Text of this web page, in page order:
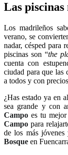
Las
Los madrileños
verano, se
nadar, césped para
piscinas son “the
cuenta con
ciudad para que las
a todos y con
¿Has estado ya en
sea grande y con
Campo es tu
Campo para
de los más
Bosque en